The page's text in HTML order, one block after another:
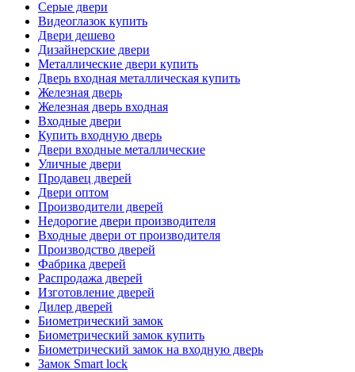
Серые двери
Видеоглазок купить
Двери дешево
Дизайнерские двери
Металлические двери купить
Дверь входная металлическая купить
Железная дверь
Железная дверь входная
Входные двери
Купить входную дверь
Двери входные металлические
Уличные двери
Продавец дверей
Двери оптом
Производители дверей
Недорогие двери производителя
Входные двери от производителя
Производство дверей
Фабрика дверей
Распродажа дверей
Изготовление дверей
Дилер дверей
Биометрический замок
Биометрический замок купить
Биометрический замок на входную дверь
Замок Smart lock